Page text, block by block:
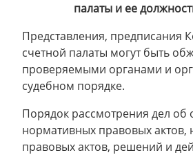
палаты и ее
Представления, предписания
счетной палаты могут быть
проверяемыми органами и
судебном порядке.
Порядок рассмотрения дел об
нормативных правовых
правовых актов, решений и